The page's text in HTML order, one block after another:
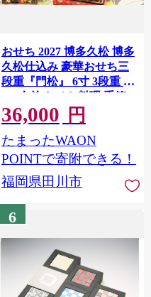
おせち 2027 博多久松 博多
久松仕込み 豪華おせち三
段重『門松』 6寸 3段重 2
～3人前 おせち料理 重箱
お正月 冷凍おせち 縁起物
祝箸付 福岡 お節 オセチ
oseti osechi お祝い 迎春お
せち 本格おせち おせち予
春 贅沢おせち こだわりお
さと納税おせち 御節 お節
料理2027 冷凍
36,000 円
たまったWAON
POINTで寄附できる！
福岡県田川市
6